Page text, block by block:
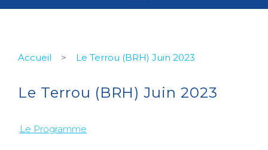
Accueil > Le Terrou (BRH) Juin 2023
Le Terrou (BRH) Juin 2023
Le Programme